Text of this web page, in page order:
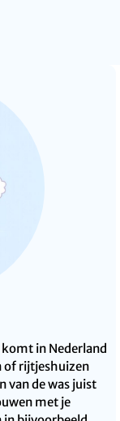
in Nederland
of rijtjeshuizen
van de was juist
met je